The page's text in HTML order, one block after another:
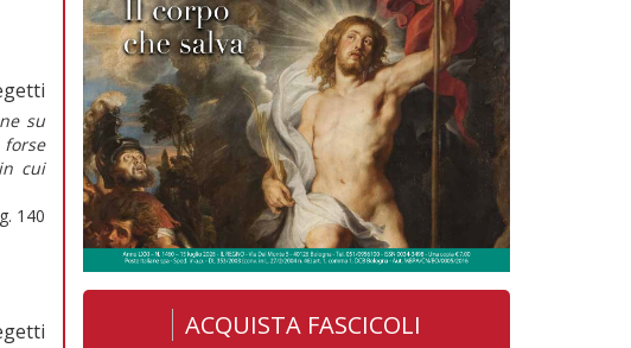
su
cui
140
ACQUISTA FASCICOLI